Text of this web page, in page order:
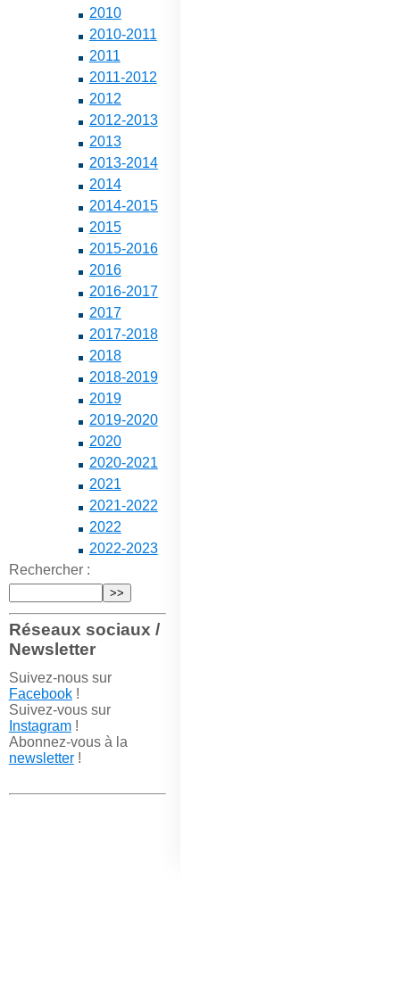
2010
2010-2011
2011
2011-2012
2012
2012-2013
2013
2013-2014
2014
2014-2015
2015
2015-2016
2016
2016-2017
2017
2017-2018
2018
2018-2019
2019
2019-2020
2020
2020-2021
2021
2021-2022
2022
2022-2023
Rechercher :
Réseaux sociaux /
Newsletter
Suivez-nous sur
Facebook!
Suivez-vous sur
Instagram!
Abonnez-vous à la
newsletter!